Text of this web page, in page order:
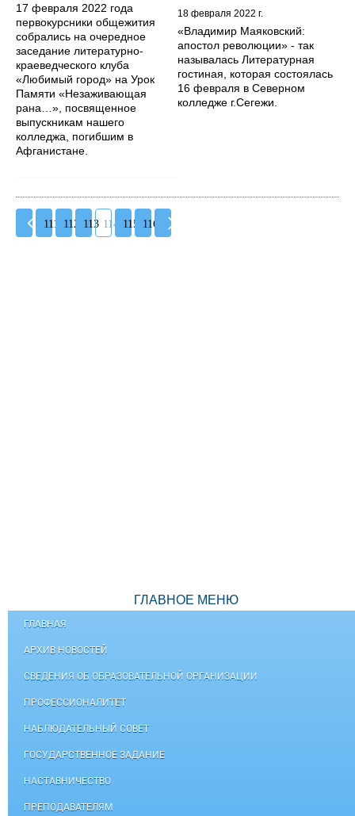
17 февраля 2022 года
первокурсники общежития
собрались на очередное
заседание литературно-
краеведческого клуба
«Любимый город» на Урок
Памяти «Незаживающая
рана…», посвященное
выпускникам нашего
колледжа, погибшим в
Афганистане.
18 февраля 2022 г.
«Владимир Маяковский:
апостол революции» - так
называлась Литературная
гостиная, которая состоялась
16 февраля в Северном
колледже г.Сегежи.
111 112 113 114 115 116
ГЛАВНОЕ МЕНЮ
ГЛАВНАЯ
АРХИВ НОВОСТЕЙ
СВЕДЕНИЯ ОБ ОБРАЗОВАТЕЛЬНОЙ ОРГАНИЗАЦИИ
ПРОФЕССИОНАЛИТЕТ
НАБЛЮДАТЕЛЬНЫЙ СОВЕТ
ГОСУДАРСТВЕННОЕ ЗАДАНИЕ
НАСТАВНИЧЕСТВО
ПРЕПОДАВАТЕЛЯМ